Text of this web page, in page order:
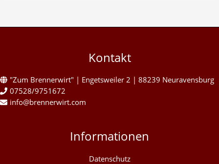
Kontakt
"Zum Brennerwirt" | Engetsweiler 2 | 88239 Neuravensburg
07528/9751672
info@brennerwirt.com
Informationen
Datenschutz